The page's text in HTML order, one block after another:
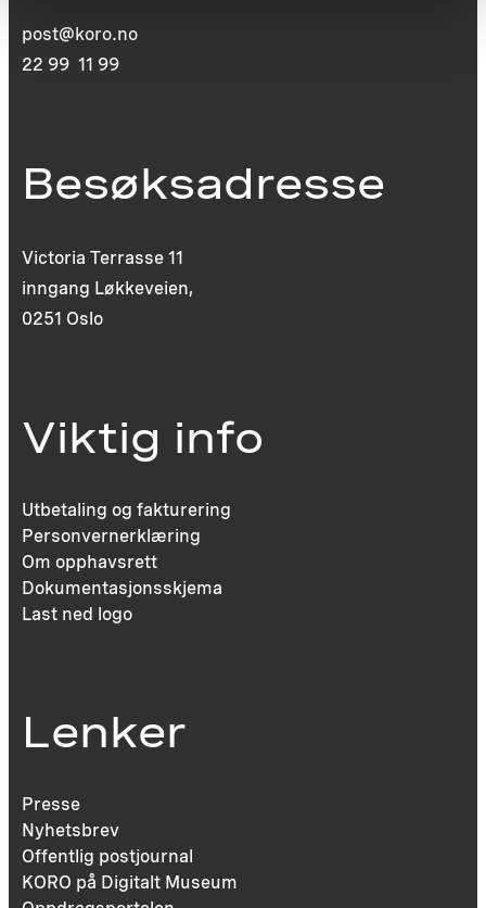
post@koro.no
22 99 11 99
Besøksadresse
Victoria Terrasse 11
inngang Løkkeveien,
0251 Oslo
Viktig info
Utbetaling og fakturering
Personvernerklæring
Om opphavsrett
Dokumentasjonsskjema
Last ned logo
Lenker
Presse
Nyhetsbrev
Offentlig postjournal
KORO på Digitalt Museum